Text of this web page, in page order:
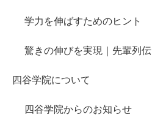
学力を伸ばすためのヒント
驚きの伸びを実現｜先輩列伝
四谷学院について
四谷学院からのお知らせ